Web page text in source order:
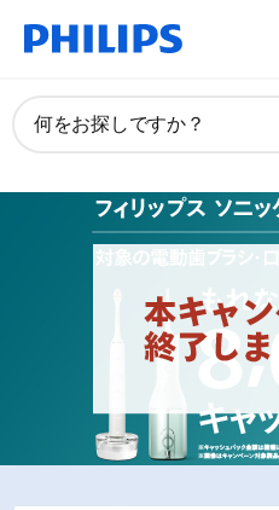
何をお探しですか？